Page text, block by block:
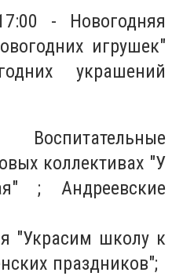
- Новогодняя
игрушек"
украшений
коллективах "У
; Андреевские
"Украсим школу к
праздников";